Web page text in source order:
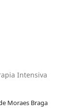
Intensiva
Moraes Braga